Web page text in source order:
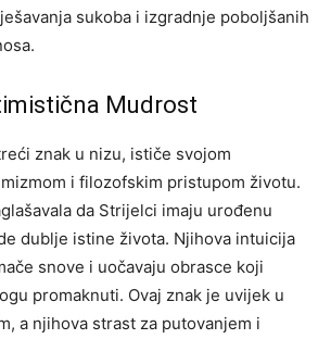
sukoba i izgradnje poboljšanih
Mudrost
znak u nizu, ističe svojom
i filozofskim pristupom životu.
da Strijelci imaju urođenu
dublje istine života. Njihova intuicija
snove i uočavaju obrasce koji
promaknuti. Ovaj znak je uvijek u
a njihova strast za putovanjem i